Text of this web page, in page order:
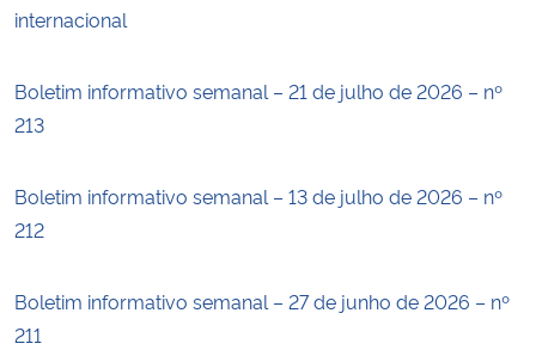
internacional
Boletim informativo semanal – 21 de julho de 2026 – nº
213
Boletim informativo semanal – 13 de julho de 2026 – nº
212
Boletim informativo semanal – 27 de junho de 2026 – nº
211